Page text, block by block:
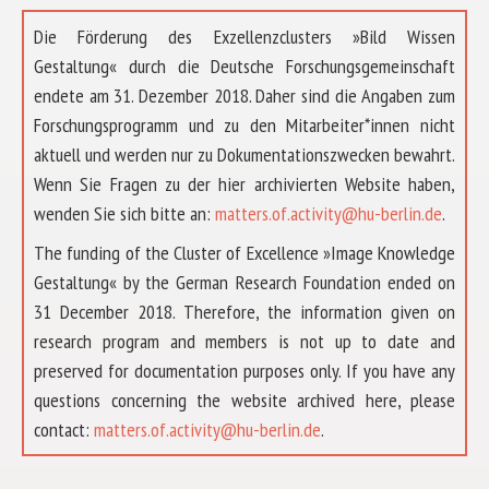
Die Förderung des Exzellenzclusters »Bild Wissen
Gestaltung« durch die Deutsche Forschungsgemeinschaft
endete am 31. Dezember 2018. Daher sind die Angaben zum
Forschungsprogramm und zu den Mitarbeiter*innen nicht
aktuell und werden nur zu Dokumentationszwecken bewahrt.
Wenn Sie Fragen zu der hier archivierten Website haben,
wenden Sie sich bitte an: matters.of.activity@hu-berlin.de.
The funding of the Cluster of Excellence »Image Knowledge
Gestaltung« by the German Research Foundation ended on
31 December 2018. Therefore, the information given on
research program and members is not up to date and
preserved for documentation purposes only. If you have any
questions concerning the website archived here, please
contact: matters.of.activity@hu-berlin.de.
ÜBER UNS